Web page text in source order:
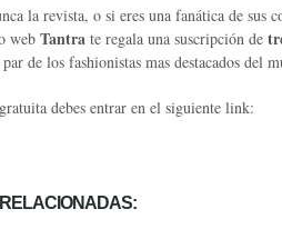
la revista, o si eres una fanática de sus
web Tantra te regala una suscripción de
de los fashionistas mas destacados del
debes entrar en el siguiente link: